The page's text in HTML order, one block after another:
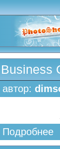
Business
автор:
Подробнее